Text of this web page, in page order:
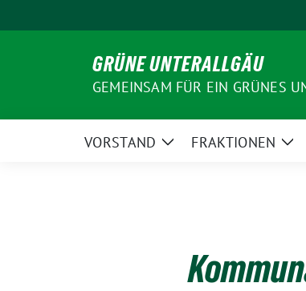
zum
GRÜNE UNTERALLGÄU
GEMEINSAM FÜR EIN GRÜNES
VORSTAND
ZeigeFRAKTIONEN